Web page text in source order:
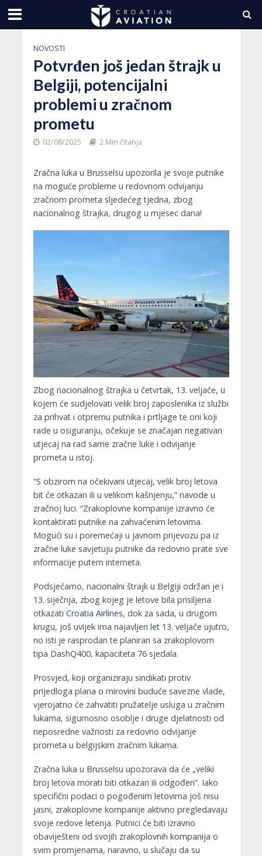
NOVOSTI
Potvrđen još jedan štrajk u
Belgiji, potencijalni
problemi u zračnom
prometu
02/08/2025 2 Min čitanja
Zračna luka u Brusselsu upozorila je svoje putnike
na moguće probleme u redovnom odvijanju
zračnom prometa sljedećeg tjedna, zbog
nacionalnog štrajka, drugog u mjesec dana!
Zbog nacionalnog štrajka u četvrtak, 13. veljače, u
kojem će sudjelovati velik broj zaposlenika iz službi
za prihvat i otpremu putnika i prtljage te oni koji
rade u osiguranju, očekuje se značajan negativan
utjecaj na rad same zračne luke i odvijanje
prometa u istoj.
“S obzirom na očekivani utjecaj, velik broj letova
bit će otkazan ili u velikom kašnjenju,” navode u
zračnoj luci. “Zrakoplovne kompanije izravno će
kontaktirati putnike na zahvaćenim letovima.
Mogući su i poremećaji u javnom prijevozu pa iz
zračne luke savjetuju putnike da redovno prate sve
informacije putem interneta.
Podsjećamo, nacionalni štrajk u Belgiji održan je i
13. siječnja, zbog kojeg je letove bila prisiljena
otkazati Croatia Airlines, dok za sada, u drugom
krugu, još uvijek ima najavljen let13. veljače ujutro,
no isti je rasprodan te planiran sa zrakoplovom
tipa DashQ400, kapaciteta 76 sjedala.
Prosvjed, koji organiziraju sindikati protiv
prijedloga plana o mirovini buduće savezne vlade,
vjerojatno će zahvatiti pružatelje usluga u zračnim
lukama, sigurnosno osoblje i druge djelatnosti od
neposredne važnosti za redovno odvijanje
prometa u belgijskim zračnim lukama.
Zračna luka u Brusselsu upozorava da će „veliki
broj letova morati biti otkazan ili odgođen“. Iako
specifični podaci o pogođenim letovima još nisu
jasni, zrakoplovne kompanije aktivno pregledavaju
svoje redove letenja. Putnici će biti izravno
obaviješteni od svojih zrakoplovnih kompanija o
svim promjenama, naravno, u slučaju da su